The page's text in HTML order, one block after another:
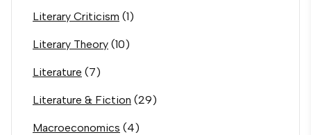
Literary Criticism (1)
Literary Theory (10)
Literature (7)
Literature & Fiction (29)
Macroeconomics (4)